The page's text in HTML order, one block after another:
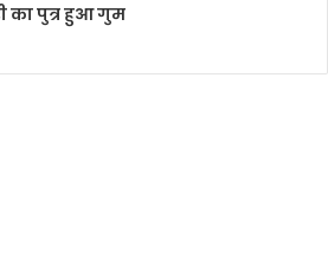
का पुत्र हुआ गुम